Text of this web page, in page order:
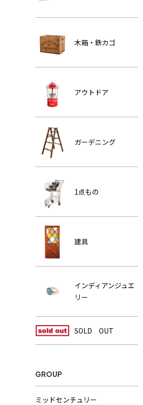
木箱・鉄カゴ
アウトドア
ガーデニング
1点もの
建具
インディアンジュエ
リー
SOLD OUT
GROUP
ミッドセンチュリー